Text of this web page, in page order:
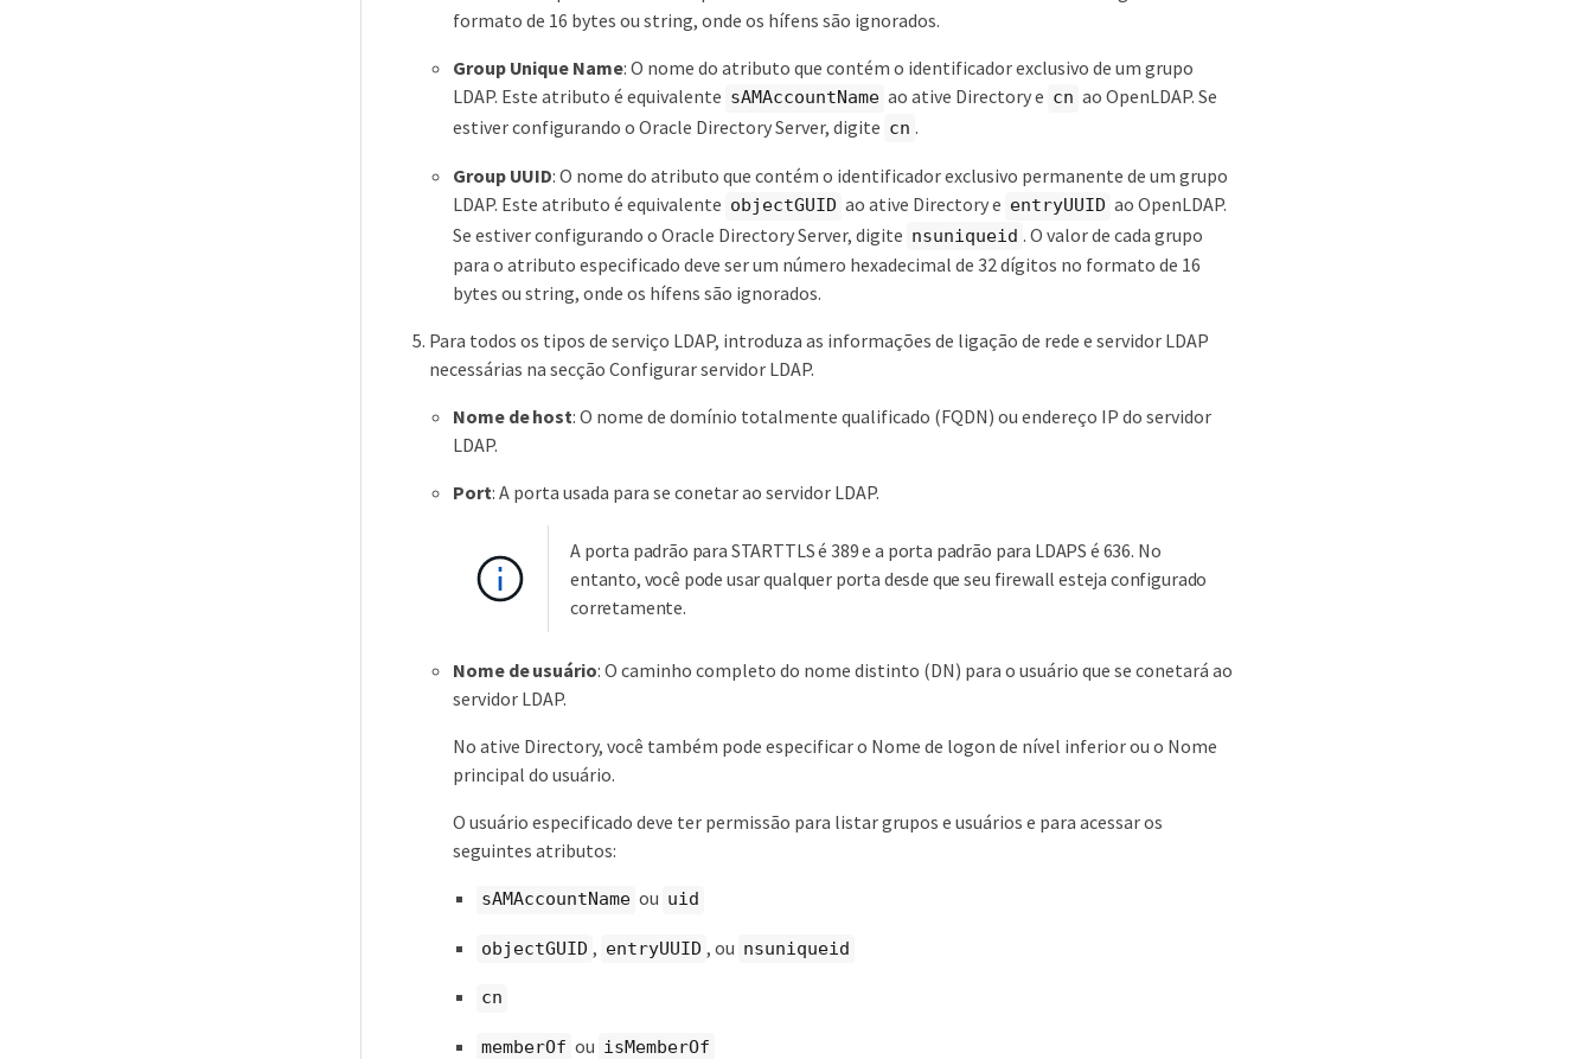
formato de 16 bytes ou string, onde os hífens são ignorados.
Group Unique Name: O nome do atributo que contém o identificador exclusivo de um grupo
LDAP. Este atributo é equivalente sAMAccountName ao ative Directory e cn ao OpenLDAP. Se
estiver configurando o Oracle Directory Server, digite cn .
Group UUID: O nome do atributo que contém o identificador exclusivo permanente de um grupo
LDAP. Este atributo é equivalente objectGUID ao ative Directory e entryUUID ao OpenLDAP.
Se estiver configurando o Oracle Directory Server, digite nsuniqueid . O valor de cada grupo
para o atributo especificado deve ser um número hexadecimal de 32 dígitos no formato de 16
bytes ou string, onde os hífens são ignorados.
Para todos os tipos de serviço LDAP, introduza as informações de ligação de rede e servidor LDAP
necessárias na secção Configurar servidor LDAP.
Nome de host: O nome de domínio totalmente qualificado (FQDN) ou endereço IP do servidor
LDAP.
Port: A porta usada para se conetar ao servidor LDAP.
A porta padrão para STARTTLS é 389 e a porta padrão para LDAPS é 636. No
entanto, você pode usar qualquer porta desde que seu firewall esteja configurado
corretamente.
Nome de usuário: O caminho completo do nome distinto (DN) para o usuário que se conetará ao
servidor LDAP.
No ative Directory, você também pode especificar o Nome de logon de nível inferior ou o Nome
principal do usuário.
O usuário especificado deve ter permissão para listar grupos e usuários e para acessar os
seguintes atributos:
sAMAccountName ou uid
objectGUID , entryUUID , ou nsuniqueid
cn
memberOf ou isMemberOf